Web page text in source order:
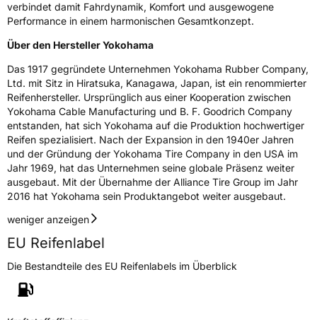
verbindet damit Fahrdynamik, Komfort und ausgewogene
Performance in einem harmonischen Gesamtkonzept.
Über den Hersteller Yokohama
Das 1917 gegründete Unternehmen Yokohama Rubber Company,
Ltd. mit Sitz in Hiratsuka, Kanagawa, Japan, ist ein renommierter
Reifenhersteller. Ursprünglich aus einer Kooperation zwischen
Yokohama Cable Manufacturing und B. F. Goodrich Company
entstanden, hat sich Yokohama auf die Produktion hochwertiger
Reifen spezialisiert. Nach der Expansion in den 1940er Jahren
und der Gründung der Yokohama Tire Company in den USA im
Jahr 1969, hat das Unternehmen seine globale Präsenz weiter
ausgebaut. Mit der Übernahme der Alliance Tire Group im Jahr
2016 hat Yokohama sein Produktangebot weiter ausgebaut.
weniger anzeigen
EU Reifenlabel
Die Bestandteile des EU Reifenlabels im Überblick